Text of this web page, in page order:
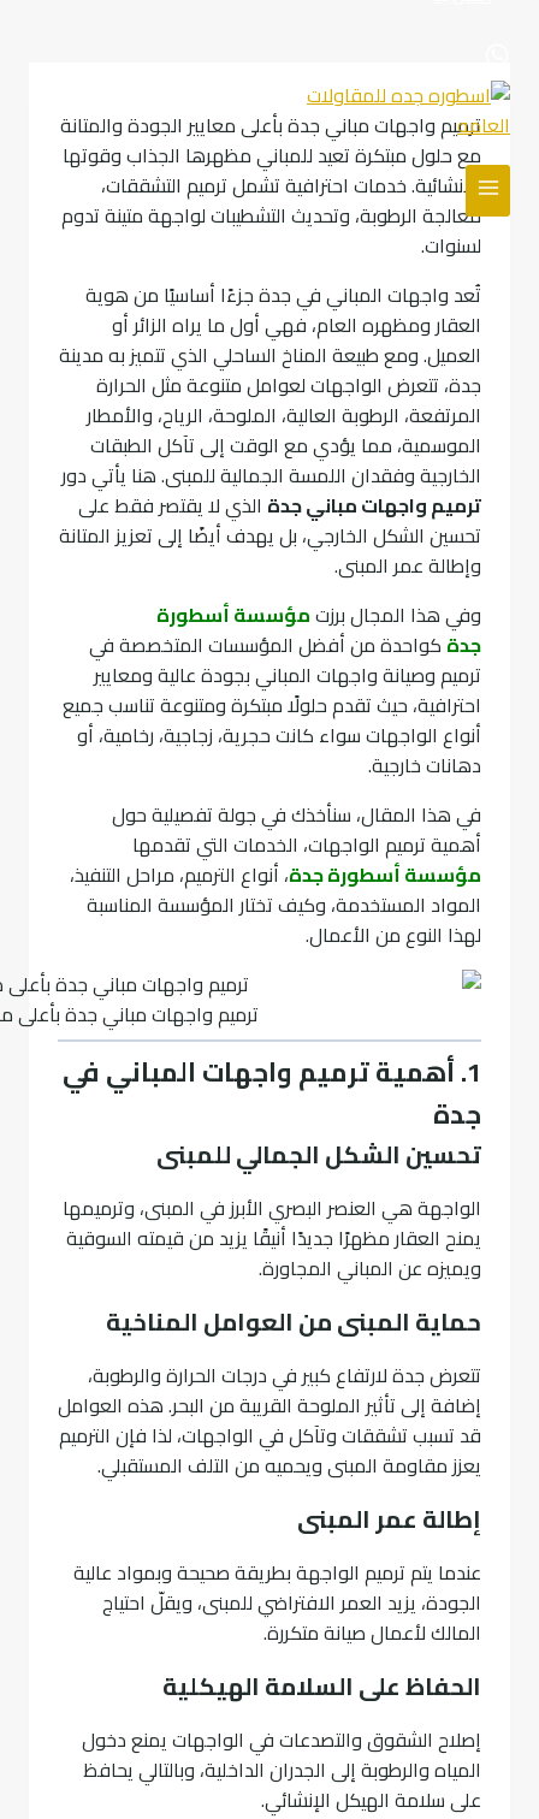
ترميم واجهات مباني جدة بأعلى معايير الجودة والمتانة
مع حلول مبتكرة تعيد للمباني مظهرها الجذاب وقوتها
الإنشائية. خدمات احترافية تشمل ترميم التشققات،
معالجة الرطوبة، وتحديث التشطيبات لواجهة متينة تدوم
لسنوات.
تُعد واجهات المباني في جدة جزءًا أساسيًا من هوية
العقار ومظهره العام، فهي أول ما يراه الزائر أو
العميل. ومع طبيعة المناخ الساحلي الذي تتميز به مدينة
جدة، تتعرض الواجهات لعوامل متنوعة مثل الحرارة
المرتفعة، الرطوبة العالية، الملوحة، الرياح، والأمطار
الموسمية، مما يؤدي مع الوقت إلى تآكل الطبقات
الخارجية وفقدان اللمسة الجمالية للمبنى. هنا يأتي دور
ترميم واجهات مباني جدة الذي لا يقتصر فقط على
تحسين الشكل الخارجي، بل يهدف أيضًا إلى تعزيز المتانة
وإطالة عمر المبنى.
وفي هذا المجال برزتمؤسسة أسطورة
جدة كواحدة من أفضل المؤسسات المتخصصة في
ترميم وصيانة واجهات المباني بجودة عالية ومعايير
احترافية، حيث تقدم حلولًا مبتكرة ومتنوعة تناسب جميع
أنواع الواجهات سواء كانت حجرية، زجاجية، رخامية، أو
دهانات خارجية.
في هذا المقال، سنأخذك في جولة تفصيلية حول
أهمية ترميم الواجهات، الخدمات التي تقدمها
مؤسسة أسطورة جدة، أنواع الترميم، مراحل التنفيذ،
المواد المستخدمة، وكيف تختار المؤسسة المناسبة
لهذا النوع من الأعمال.
ترميم واجهات مباني جدة بأعلى
1. أهمية ترميم واجهات المباني في
جدة
تحسين الشكل الجمالي للمبنى
الواجهة هي العنصر البصري الأبرز في المبنى، وترميمها
يمنح العقار مظهرًا جديدًا أنيقًا يزيد من قيمته السوقية
ويميزه عن المباني المجاورة.
حماية المبنى من العوامل المناخية
تتعرض جدة لارتفاع كبير في درجات الحرارة والرطوبة،
إضافة إلى تأثير الملوحة القريبة من البحر. هذه العوامل
قد تسبب تشققات وتآكل في الواجهات، لذا فإن الترميم
يعزز مقاومة المبنى ويحميه من التلف المستقبلي.
إطالة عمر المبنى
عندما يتم ترميم الواجهة بطريقة صحيحة وبمواد عالية
الجودة، يزيد العمر الافتراضي للمبنى، ويقلّ احتياج
المالك لأعمال صيانة متكررة.
الحفاظ على السلامة الهيكلية
إصلاح الشقوق والتصدعات في الواجهات يمنع دخول
المياه والرطوبة إلى الجدران الداخلية، وبالتالي يحافظ
على سلامة الهيكل الإنشائي.